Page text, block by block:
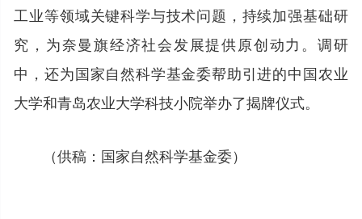
工业等领域关键科学与技术问题，持续加强基础研
究，为奈曼旗经济社会发展提供原创动力。调研
中，还为国家自然科学基金委帮助引进的中国农业
大学和青岛农业大学科技小院举办了揭牌仪式。
（供稿：国家自然科学基金委）